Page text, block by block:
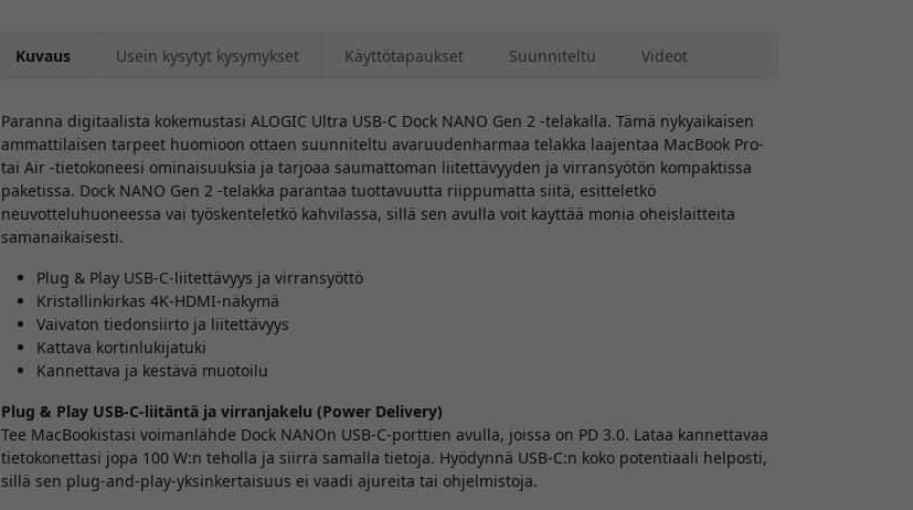
Kuvaus Usein kysytyt kysymykset Käyttötapaukset Suunniteltu Videot
Paranna digitaalista kokemustasi ALOGIC Ultra USB-C Dock NANO Gen 2 -telakalla. Tämä nykyaikaisen
ammattilaisen tarpeet huomioon ottaen suunniteltu avaruudenharmaa telakka laajentaa MacBook Pro-
tai Air -tietokoneesi ominaisuuksia ja tarjoaa saumattoman liitettävyyden ja virransyötön kompaktissa
paketissa. Dock NANO Gen 2 -telakka parantaa tuottavuutta riippumatta siitä, esitteletkö
neuvotteluhuoneessa vai työskenteletkö kahvilassa, sillä sen avulla voit käyttää monia oheislaitteita
samanaikaisesti.
Plug & Play USB-C-liitettävyys ja virransyöttö
Kristallinkirkas 4K-HDMI-näkymä
Vaivaton tiedonsiirto ja liitettävyys
Kattava kortinlukijatuki
Kannettava ja kestävä muotoilu
Plug & Play USB-C-liitäntä ja virranjakelu (Power Delivery)
Tee MacBookistasi voimanlähde Dock NANOn USB-C-porttien avulla, joissa on PD 3.0. Lataa kannettavaa
tietokonettasi jopa 100 W:n teholla ja siirrä samalla tietoja. Hyödynnä USB-C:n koko potentiaali helposti,
sillä sen plug-and-play-yksinkertaisuus ei vaadi ajureita tai ohjelmistoja.